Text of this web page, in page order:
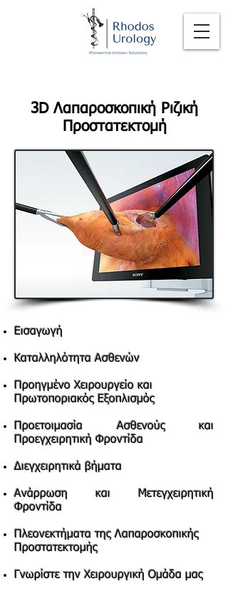
3D Λαπαροσκοπική Ριζική
Προστατεκτομή
Εισαγωγή
Καταλληλότητα Ασθενών
Προηγμένο Χειρουργείο και
Πρωτοποριακός Εξοπλισμός
Προετοιμασία Ασθενούς και
Προεγχειρητική Φροντίδα
Διεγχειρητικά βήματα
Ανάρρωση και Μετεγχειρητική
Φροντίδα
Πλεονεκτήματα της Λαπαροσκοπικής
Προστατεκτομής
Γνωρίστε την Χειρουργική Ομάδα μας